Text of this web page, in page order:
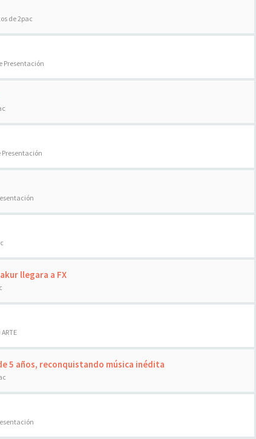
de 2pac
Presentación
Presentación
llegara a FX
5 años, reconquistando música inédita